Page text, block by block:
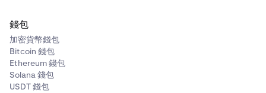
錢包
加密貨幣錢包
Bitcoin 錢包
Ethereum 錢包
Solana 錢包
USDT 錢包